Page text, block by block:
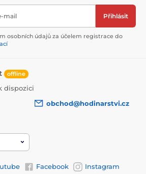
mail Přihlásit
osobních údajů za účelem registrace do
offline
dispozici
obchod@hodinarstvi.cz
Facebook Instagram